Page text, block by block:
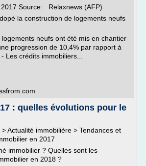
Source: Relaxnews (AFP)
la construction de logements neufs
neufs ont été mis en chantier
progression de 10,4% par rapport à
Les crédits immobiliers...
: quelles évolutions pour le
Actualité immobilière > Tendances et
en 2017
immobilier ? Quelles sont les
en 2018 ?